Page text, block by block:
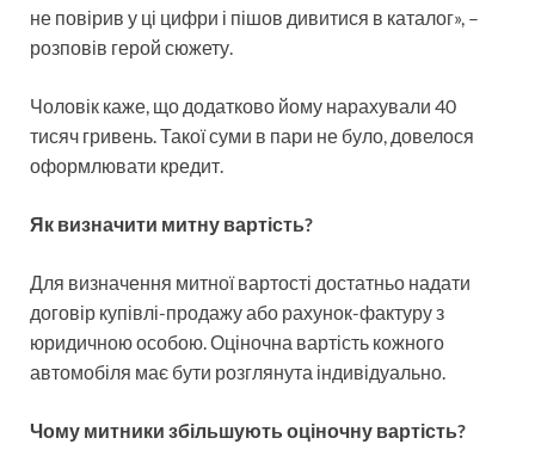
не повірив у ці цифри і пішов дивитися в каталог», –
розповів герой сюжету.
Чоловік каже, що додатково йому нарахували 40
тисяч гривень. Такої суми в пари не було, довелося
оформлювати кредит.
Як визначити митну вартість?
Для визначення митної вартості достатньо надати
договір купівлі-продажу або рахунок-фактуру з
юридичною особою. Оціночна вартість кожного
автомобіля має бути розглянута індивідуально.
Чому митники збільшують оціночну вартість?